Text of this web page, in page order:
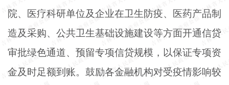
院、医疗科研单位及企业在卫生防疫、医药产品制
造及采购、公共卫生基础设施建设等方面开通信贷
审批绿色通道、预留专项信贷规模，以保证专项资
金及时足额到账。鼓励各金融机构对受疫情影响较